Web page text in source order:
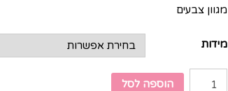
מגוון צבעים
מידות
הוספה לסל